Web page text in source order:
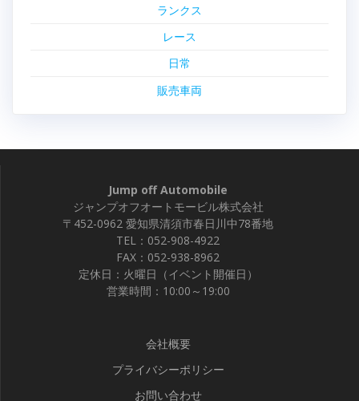
ランクス
レース
日常
販売車両
Jump off Automobile
ジャンプオフオートモービル株式会社
〒452-0962 愛知県清須市春日川中78番地
TEL：052-908-4922
FAX：052-938-8962
定休日：火曜日（イベント開催日）
営業時間：10:00～19:00
会社概要
プライバシーポリシー
お問い合わせ